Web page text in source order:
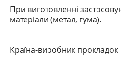
При виготовленні
матеріали (метал, гума).
Країна-виробник прокладок